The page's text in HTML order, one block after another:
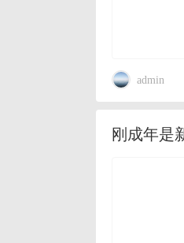
admin
刚成年是